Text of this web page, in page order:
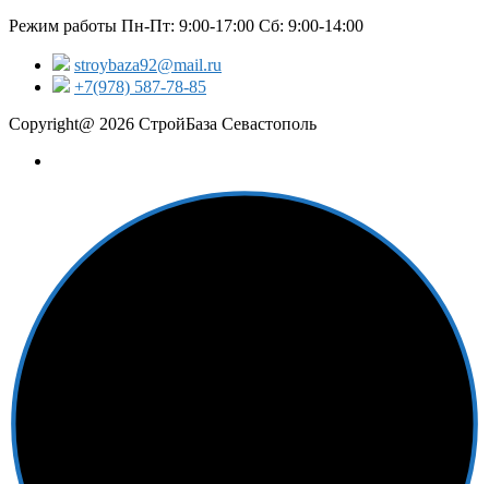
Режим работы Пн-Пт: 9:00-17:00 Сб: 9:00-14:00
stroybaza92@mail.ru
+7(978) 587-78-85
Copyright@ 2026 СтройБаза Севастополь